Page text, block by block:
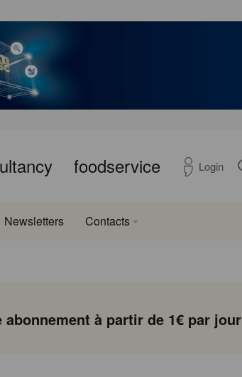
foodservice Login
Newsletters Contacts
à partir de 1€ par jour